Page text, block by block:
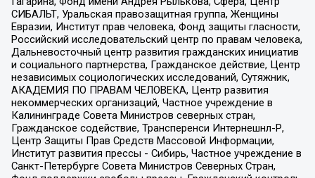
СИБАЛЬТ, Уральская правозащитная группа, Женщины
Евразии, Институт прав человека, Фонд защиты гласности,
Российский исследовательский центр по правам человека,
Дальневосточный центр развития гражданских инициатив
и социального партнерства, Гражданское действие, Центр
независимых социологических исследований, Сутяжник,
АКАДЕМИЯ ПО ПРАВАМ ЧЕЛОВЕКА, Центр развития
некоммерческих организаций, Частное учреждение в
Калининграде Совета Министров северных стран,
Гражданское содействие, Трансперенси Интернешнл-Р,
Центр Защиты Прав Средств Массовой Информации,
Институт развития прессы - Сибирь, Частное учреждение в
Санкт-Петербурге Совета Министров Северных Стран,